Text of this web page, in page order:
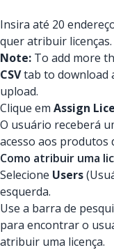
Insira até 20
quer atribuir licenças.
Note: To add more
CSVtab to download
upload.
Clique em Assign
O usuário receberá
acesso aos produtos
Como atribuir uma
Selecione Users
esquerda.
Use a barra de
para encontrar o
atribuir uma licença.